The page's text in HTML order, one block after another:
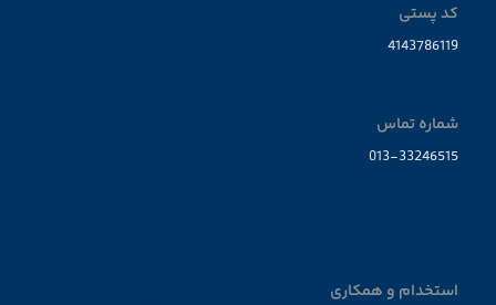
کد پستی
4143786119
شماره تماس
013-33246515
استخدام و همکاری